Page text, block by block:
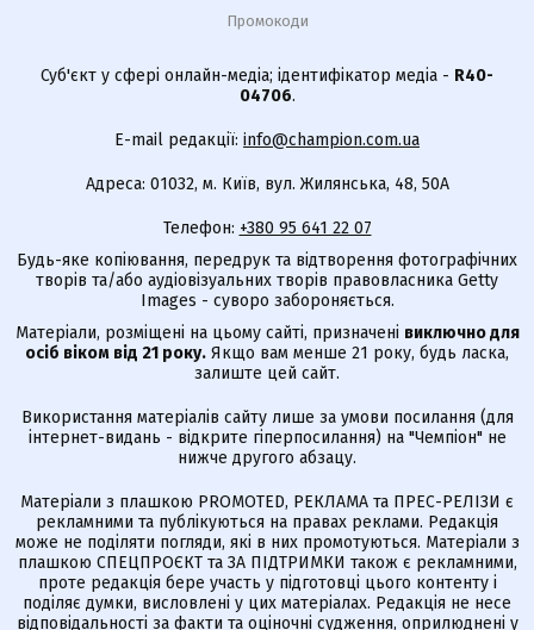
Промокоди
Суб'єкт у сфері онлайн-медіа; ідентифікатор медіа - R40-
04706.
E-mail редакції: info@champion.com.ua
Адреса: 01032, м. Київ, вул. Жилянська, 48, 50А
Телефон: +380 95 641 22 07
Будь-яке копіювання, передрук та відтворення фотографічних
творів та/або аудіовізуальних творів правовласника Getty
Images - суворо забороняється.
Матеріали, розміщені на цьому сайті, призначені виключно для
осіб віком від 21 року. Якщо вам менше 21 року, будь ласка,
залиште цей сайт.
Використання матеріалів сайту лише за умови посилання (для
інтернет-видань - відкрите гіперпосилання) на "Чемпіон" не
нижче другого абзацу.
Матеріали з плашкою PROMOTED, РЕКЛАМА та ПРЕС-РЕЛІЗИ є
рекламними та публікуються на правах реклами. Редакція
може не поділяти погляди, які в них промотуються. Матеріали з
плашкою СПЕЦПРОЄКТ та ЗА ПІДТРИМКИ також є рекламними,
проте редакція бере участь у підготовці цього контенту і
поділяє думки, висловлені у цих матеріалах. Редакція не несе
відповідальності за факти та оціночні судження, оприлюднені у